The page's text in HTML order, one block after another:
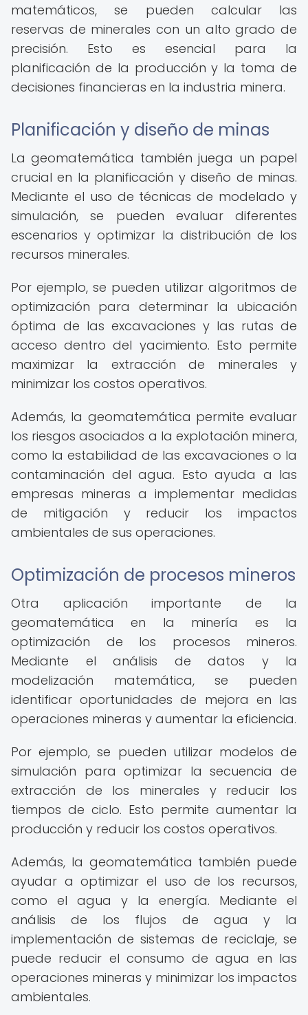
matemáticos, se pueden calcular las
reservas de minerales con un alto grado de
precisión. Esto es esencial para la
planificación de la producción y la toma de
decisiones financieras en la industria minera.
Planificación y diseño de minas
La geomatemática también juega un papel
crucial en la planificación y diseño de minas.
Mediante el uso de técnicas de modelado y
simulación, se pueden evaluar diferentes
escenarios y optimizar la distribución de los
recursos minerales.
Por ejemplo, se pueden utilizar algoritmos de
optimización para determinar la ubicación
óptima de las excavaciones y las rutas de
acceso dentro del yacimiento. Esto permite
maximizar la extracción de minerales y
minimizar los costos operativos.
Además, la geomatemática permite evaluar
los riesgos asociados a la explotación minera,
como la estabilidad de las excavaciones o la
contaminación del agua. Esto ayuda a las
empresas mineras a implementar medidas
de mitigación y reducir los impactos
ambientales de sus operaciones.
Optimización de procesos mineros
Otra aplicación importante de la
geomatemática en la minería es la
optimización de los procesos mineros.
Mediante el análisis de datos y la
modelización matemática, se pueden
identificar oportunidades de mejora en las
operaciones mineras y aumentar la eficiencia.
Por ejemplo, se pueden utilizar modelos de
simulación para optimizar la secuencia de
extracción de los minerales y reducir los
tiempos de ciclo. Esto permite aumentar la
producción y reducir los costos operativos.
Además, la geomatemática también puede
ayudar a optimizar el uso de los recursos,
como el agua y la energía. Mediante el
análisis de los flujos de agua y la
implementación de sistemas de reciclaje, se
puede reducir el consumo de agua en las
operaciones mineras y minimizar los impactos
ambientales.